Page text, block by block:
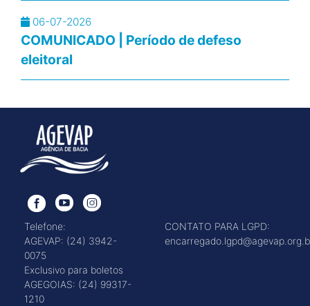
06-07-2026
COMUNICADO | Período de defeso
eleitoral
Telefone:
AGEVAP: (24) 3942-
0075
Exclusivo para boletos
AGEGOIAS: (24) 99317-
1210
CONTATO PARA LGPD: